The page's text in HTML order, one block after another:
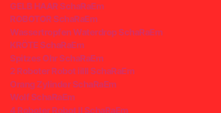
GELB HAAR SchaRaEm
ROBOTOR SchaRaEm
Wassertropfen Waterdrop SchaRaEm
KRÖTE SchaRaEm
Spitzes Ohr SchaRaEm
2 Roboter Robot iiIII SchaRaEm
Orang Zylinder SchaRaEm
Wolf SchaRaEm
4 Roboter Robot II SchaRaEm